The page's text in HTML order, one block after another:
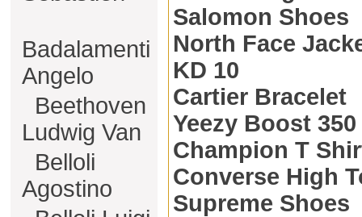
Badalamenti
Angelo
Beethoven
Ludwig Van
Belloli
Agostino
Salomon Shoes
North Face
KD 10
Cartier Bracelet
Yeezy Boost 350
Champion T
Converse High
Supreme Shoes